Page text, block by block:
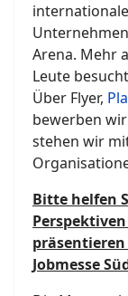
Arena. Mehr
Leute
Über Flyer,
bewerben
stehen wir
Bitte helfen
Jobmesse